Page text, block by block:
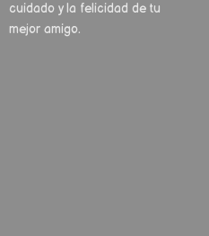
cuidado y la felicidad de tu
mejor amigo.